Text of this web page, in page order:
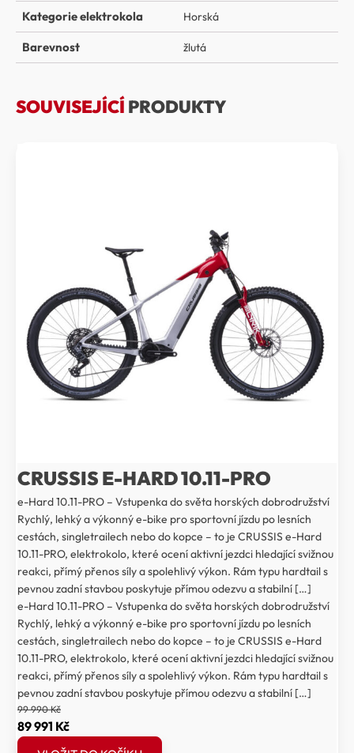
Kategorie elektrokola Horská
Barevnost žlutá
SOUVISEJÍCÍ PRODUKTY
CRUSSIS E-HARD 10.11-PRO
e-Hard 10.11-PRO – Vstupenka do světa horských dobrodružství
Rychlý, lehký a výkonný e-bike pro sportovní jízdu po lesních
cestách, singletrailech nebo do kopce – to je CRUSSIS e-Hard
10.11-PRO, elektrokolo, které ocení aktivní jezdci hledající svižnou
reakci, přímý přenos síly a spolehlivý výkon. Rám typu hardtail s
pevnou zadní stavbou poskytuje přímou odezvu a stabilní […]
e-Hard 10.11-PRO – Vstupenka do světa horských dobrodružství
Rychlý, lehký a výkonný e-bike pro sportovní jízdu po lesních
cestách, singletrailech nebo do kopce – to je CRUSSIS e-Hard
10.11-PRO, elektrokolo, které ocení aktivní jezdci hledající svižnou
reakci, přímý přenos síly a spolehlivý výkon. Rám typu hardtail s
pevnou zadní stavbou poskytuje přímou odezvu a stabilní […]
99 990Kč
Původní
cena
89 991 KčAktuální